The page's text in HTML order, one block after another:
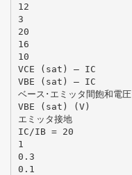
12
3
20
16
10
VCE (sat) – IC
VBE (sat) – IC
ベース･エミッタ間飽和電圧
VBE (sat) (V)
エミッタ接地
IC/IB = 20
1
0.3
0.1